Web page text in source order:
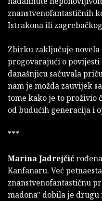
znanstvenofantastičnih
Istrakona ili
Zbirku zaključuje
progovarajući o povijesti
današnjicu sačuvala
nam je možda zauvijek
tome kako je to proživio
od budućih generacija i
***
Marina Jadrejčić
Kanfanaru. Već
znanstvenofantastičnu
madona" dobila je